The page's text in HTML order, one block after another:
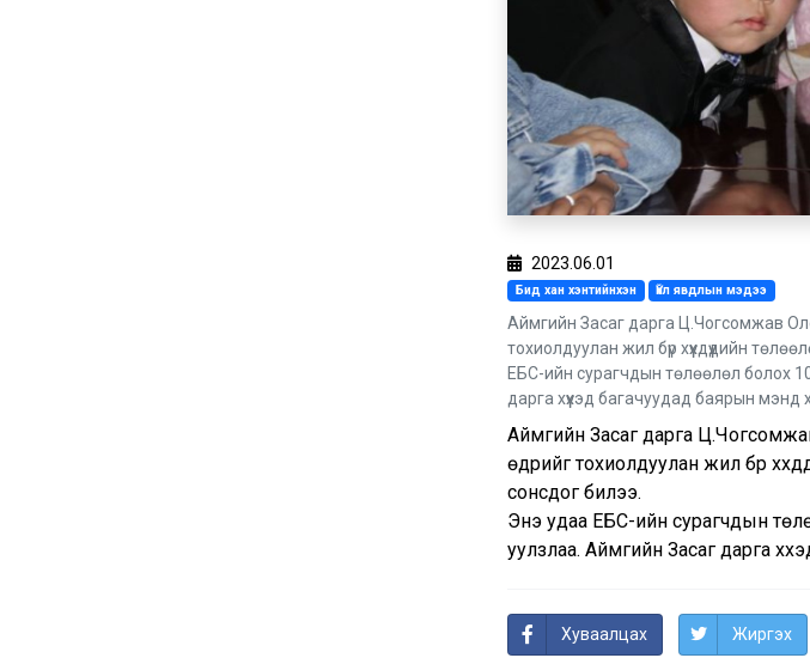
2023.06.01
Бид хан хэнтийнхэн Үйл явдлын мэдээ
Аймгийн Засаг дарга Ц.Чогсомжав
тохиолдуулан жил бүр хүүхдүүдийн
ЕБС-ийн сурагчдын төлөөлөл болох
дарга хүүхэд багачуудад баярын мэнд
Аймгийн Засаг дарга
өдрийг тохиолдуулан жил бүр
сонсдог билээ.
Энэ удаа ЕБС-ийн сурагчдын
уулзлаа. Аймгийн Засаг дарга
Хуваалцах Жиргэх